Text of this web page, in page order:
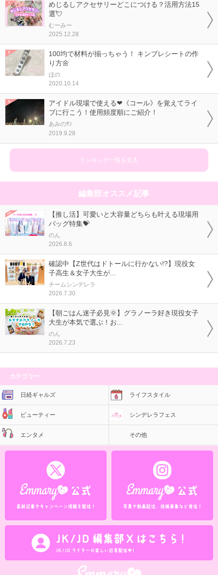
めじるしアクセサリーどこにつける？活用方法15
選💘
むーみー
2025.12.28
100均で材料が揃っちゃう！ キンブレシートの作
り方🌼
ほの
2020.10.14
アイドル現場で使える❤《コール》を覚えてライ
ブに行こう！使用頻度順にご紹介！
あみのｻﾝ
2019.9.28
ランキング一覧を見る
編集部オススメ記事
【推し活】可愛いと大容量どちらも叶える現場用
バッグ特集💝
のん
2026.8.6
確認中【Z世代はドトールに行かない!?】現役女
子高生＆女子大生が...
チームシンデレラ
2026.7.30
【朝ごはん迷子必見🌞】グラノーラ好き現役女子
大生が本気で選ぶ！お...
のん
2026.7.23
カテゴリー
日経ギャルズ ライフスタイル
ビューティー シンデレラフェス
エンタメ その他